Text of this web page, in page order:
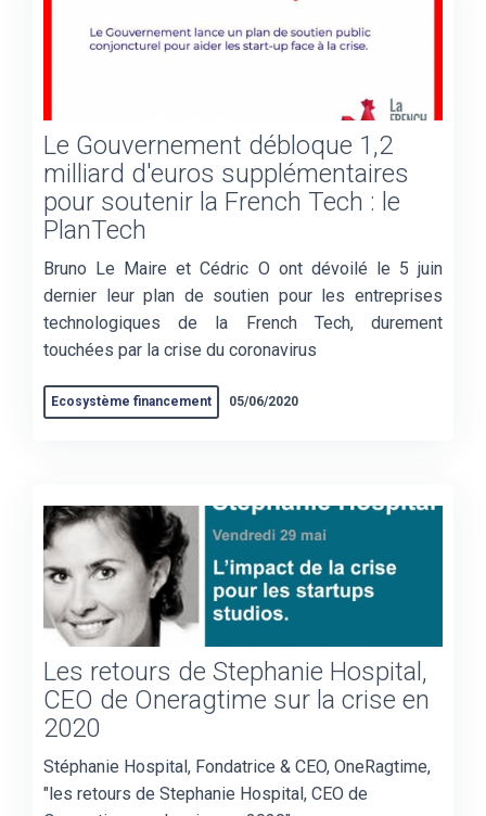
Le Gouvernement débloque 1,2
milliard d'euros supplémentaires
pour soutenir la French Tech : le
PlanTech
Bruno Le Maire et Cédric O ont dévoilé le 5 juin
dernier leur plan de soutien pour les entreprises
technologiques de la French Tech, durement
touchées par la crise du coronavirus
Ecosystème financement 05/06/2020
Les retours de Stephanie Hospital,
CEO de Oneragtime sur la crise en
2020
Stéphanie Hospital, Fondatrice & CEO, OneRagtime,
"les retours de Stephanie Hospital, CEO de